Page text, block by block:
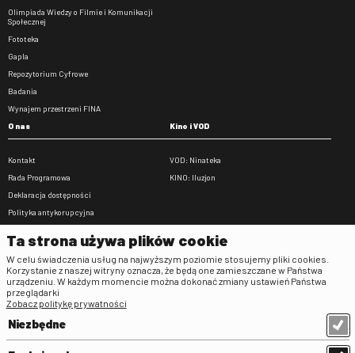
Olimpiada Wiedzy o Filmie i Komunikacji
Społecznej
Fototeka
Gapla
Repozytorium Cyfrowe
Badania
Wynajem przestrzeni FINA
O nas
Kontakt
Rada Programowa
Deklaracja dostępności
Polityka antykorupcyjna
Zamówienia publiczne
Praca w FINA
Kino i VOD
VOD: Ninateka
KINO: Iluzjon
Regulaminy
Klauzula informacyjna RODO
Regulamin użytkowania parkingu
Ta strona używa plików cookie
W celu świadczenia usług na najwyższym poziomie stosujemy pliki cookies.
Korzystanie z naszej witryny oznacza, że będą one zamieszczane w Państwa
urządzeniu. W każdym momencie można dokonać zmiany ustawień Państwa
przeglądarki
Zobacz politykę prywatności
Niezbędne